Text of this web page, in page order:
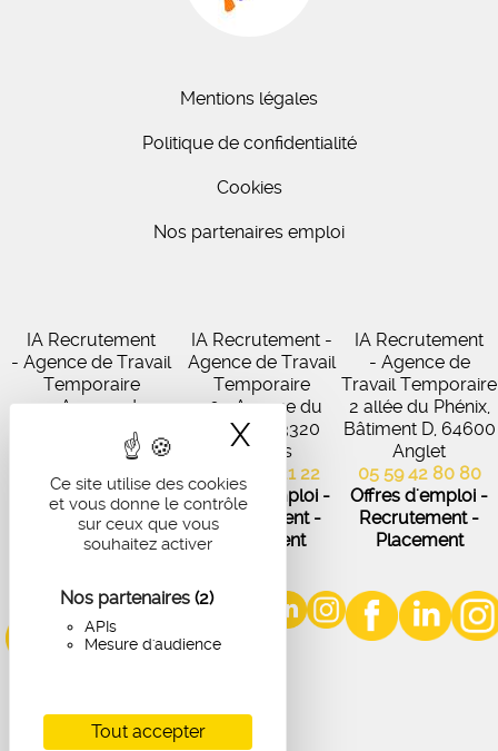
Ce site utilise des cookies
et vous donne le contrôle
sur ceux que vous
souhaitez activer
Nos partenaires (2)
APIs
Mesure d'audience
Tout accepter
X Masquer le
Mentions légales
Politique de confidentialité
Cookies
Nos partenaires emploi
IA Recrutement
- Agence de Travail
Temporaire
27 Avenue de
Virecourt, 33370
Artigues-près-
Bordeaux
05 56 67 48 57
Offres d'emploi -
Recrutement -
IA Recrutement -
Agence de Travail
Temporaire
102 Avenue du
Médoc, 33320
Eysines
05 56 45 21 22
Offres d'emploi -
Recrutement -
Placement
IA Recrutement
- Agence de
Travail Temporaire
2 allée du Phénix,
Bâtiment D, 64600
Anglet
05 59 42 80 80
Offres d'emploi -
Recrutement -
Placement